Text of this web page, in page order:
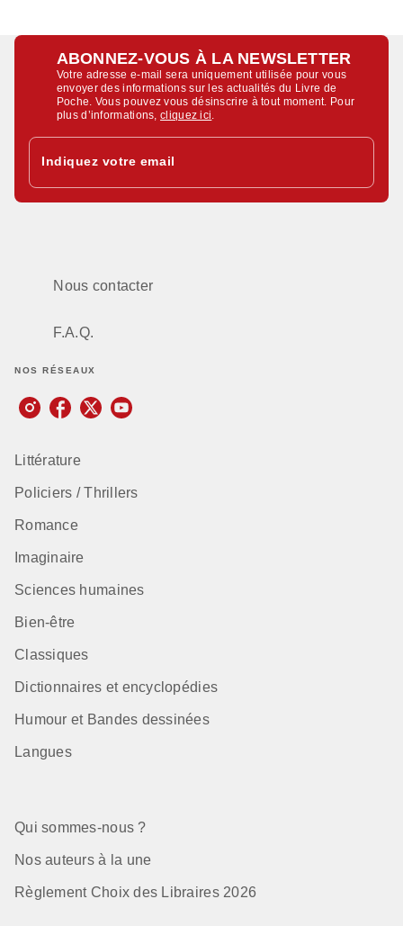
ABONNEZ-VOUS À LA NEWSLETTER
Votre adresse e-mail sera uniquement utilisée pour vous
envoyer des informations sur les actualités du Livre de
Poche. Vous pouvez vous désinscrire à tout moment. Pour
plus d’informations,cliquez ici
Indiquez votre email
Nous contacter
F.A.Q.
NOS RÉSEAUX
Littérature
Policiers / Thrillers
Romance
Imaginaire
Sciences humaines
Bien-être
Classiques
Dictionnaires et encyclopédies
Humour et Bandes dessinées
Langues
Qui sommes-nous ?
Nos auteurs à la une
Règlement Choix des Libraires 2026